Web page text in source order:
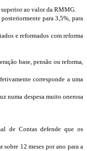
superior ao valor da RMMG.
para 3,5%, para
e reformados com reforma
base, pensão ou reforma,
corresponde a uma
numa despesa muito onerosa
de Contas defende que os
sobre 12 meses por ano para a